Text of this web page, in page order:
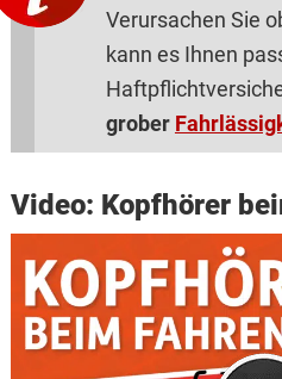
Verursachen Sie
kann es Ihnen
grober
Video: Kopfhörer